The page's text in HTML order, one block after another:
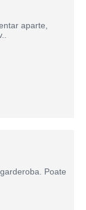
aparte,
Poate